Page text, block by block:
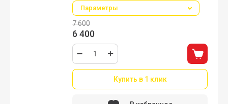
Параметры
7 600
6 400
Купить в 1 клик